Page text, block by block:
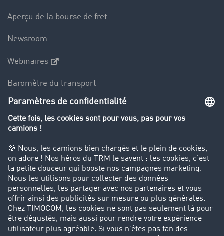
Aperçu de la bourse de fret
Newsroom
Webinaires
Baromètre du transport
Le dictionnaire du transport
Interdiction de circulation des poids lourds
Entreprise
Parrainage clients
Success Stories
Cadre légal